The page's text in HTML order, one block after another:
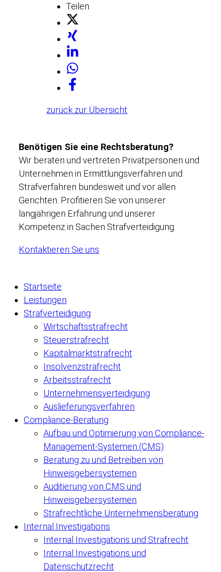
Teilen
zurück zur Übersicht
Benötigen Sie eine Rechtsberatung?
Wir beraten und vertreten Privatpersonen und
Unternehmen in Ermittlungsverfahren und
Strafverfahren bundesweit und vor allen
Gerichten. Profitieren Sie von unserer
langjährigen Erfahrung und unserer
Kompetenz in Sachen Strafverteidigung.
Kontaktieren Sie uns
Startseite
Leistungen
Strafverteidigung
Wirtschaftsstrafrecht
Steuerstrafrecht
Kapitalmarktstrafrecht
Insolvenzstrafrecht
Arbeitsstrafrecht
Unternehmensverteidigung
Auslieferungsverfahren
Compliance-Beratung
Aufbau und Optimierung von Compliance-
Management-Systemen (CMS)
Beratung zu und Betreiben von
Hinweisgebersystemen
Auditierung von CMS und
Hinweisgebersystemen
Strafrechtliche Unternehmensberatung
Internal Investigations
Internal Investigations und Strafrecht
Internal Investigations und
Datenschutzrecht